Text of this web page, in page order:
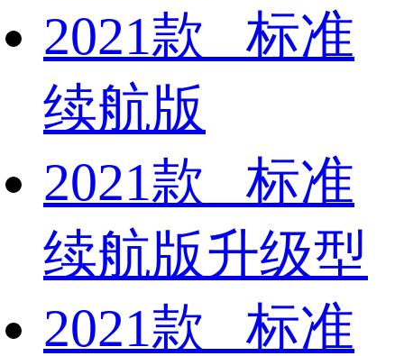
2021款 标准
续航版
2021款 标准
续航版升级型
2021款 标准